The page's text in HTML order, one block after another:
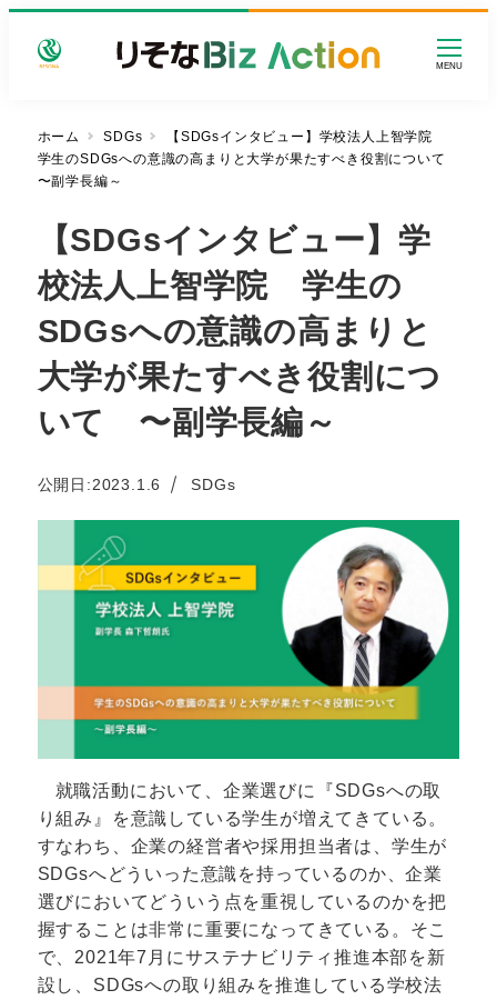
MENU
ホーム SDGs
【SDGsインタビュー】学校法人上智学院
学生のSDGsへの意識の高まりと大学が果たすべき役割について
〜副学長編～
【SDGsインタビュー】学
校法人上智学院 学生の
SDGsへの意識の高まりと
大学が果たすべき役割につ
いて 〜副学長編～
公開日:
投稿日
2023.1.6 カテゴリー
SDGs
就職活動において、企業選びに『SDGsへの取
り組み』を意識している学生が増えてきている。
すなわち、企業の経営者や採用担当者は、学生が
SDGsへどういった意識を持っているのか、企業
選びにおいてどういう点を重視しているのかを把
握することは非常に重要になってきている。そこ
で、2021年7月にサステナビリティ推進本部を新
設し、SDGsへの取り組みを推進している学校法